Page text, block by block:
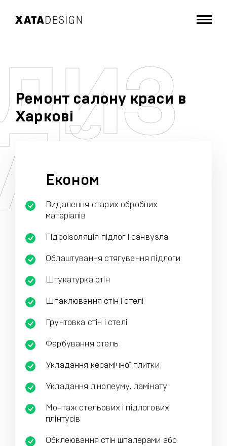
Ремонт салону краси в
Харкові
Економ
Видалення старих обробних
матеріалів
Гідроізоляція підлог і санвузла
Облаштування стягування підлоги
Штукатурка стін
Шпаклювання стін і стелі
Грунтовка стін і стелі
Фарбування стель
Укладання керамічної плитки
Укладання лінолеуму, ламінату
Монтаж стельових і підлогових
плінтусів
Обклеювання стін шпалерами або